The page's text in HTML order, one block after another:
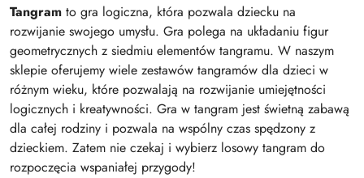
Tangram to gra logiczna, która pozwala dziecku na
rozwijanie swojego umysłu. Gra polega na układaniu figur
geometrycznych z siedmiu elementów tangramu. W naszym
sklepie oferujemy wiele zestawów tangramów dla dzieci w
różnym wieku, które pozwalają na rozwijanie umiejętności
logicznych i kreatywności. Gra w tangram jest świetną zabawą
dla całej rodziny i pozwala na wspólny czas spędzony z
dzieckiem. Zatem nie czekaj i wybierz losowy tangram do
rozpoczęcia wspaniałej przygody!